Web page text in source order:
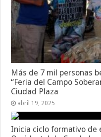
Más de 7 mil personas
“Feria del Campo
Ciudad Plaza
abril 19, 2025
Inicia ciclo formativo de